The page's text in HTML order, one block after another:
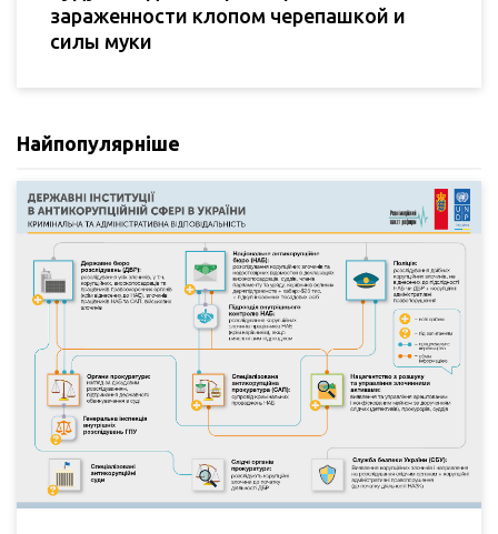
зараженности клопом черепашкой и
силы муки
Найпопулярніше